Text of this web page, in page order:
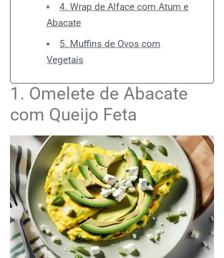
4. Wrap de Alface com Atum e
Abacate
5. Muffins de Ovos com
Vegetais
1. Omelete de Abacate
com Queijo Feta